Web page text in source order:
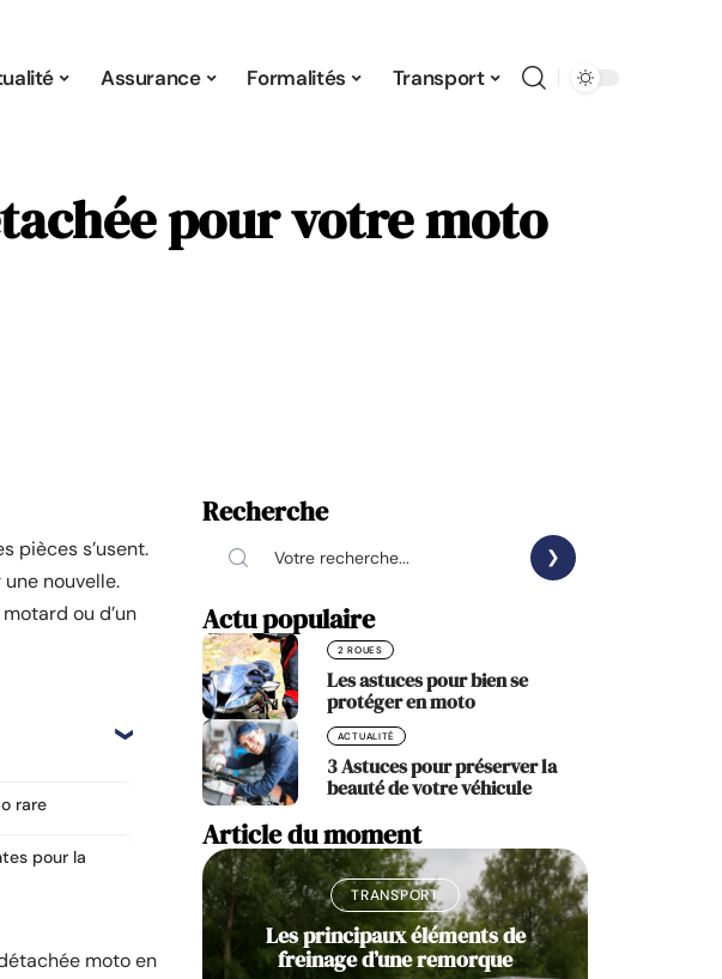
Assurance Formalités Transport
pour votre moto
pièces s’usent.
nouvelle.
ou d’un
rare
pour la
moto en
Recherche
Actu populaire
2 ROUES
Les astuces pour bien se
protéger en moto
ACTUALITÉ
3 Astuces pour préserver la
beauté de votre véhicule
Article du moment
TRANSPORT
Les principaux éléments de
freinage d’une remorque